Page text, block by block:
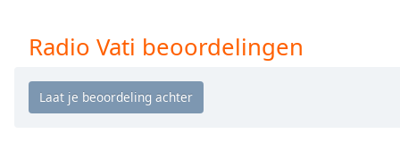
Chapters
Chapters
Descriptions
Radio Vati beoordelingen